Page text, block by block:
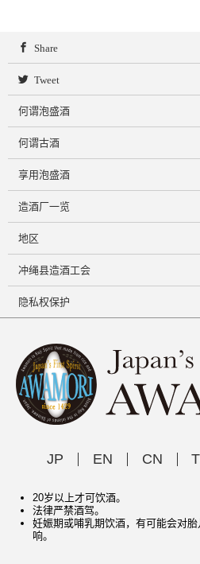
Share
Tweet
何谓泡盛酒
何谓古酒
享用泡盛酒
造酒厂一览
地区
冲绳县造酒工会
隐私权保护
JP EN CN
20岁以上才可饮酒。
法律严禁酒驾。
妊娠期或哺乳期饮酒，有可能会对
响。